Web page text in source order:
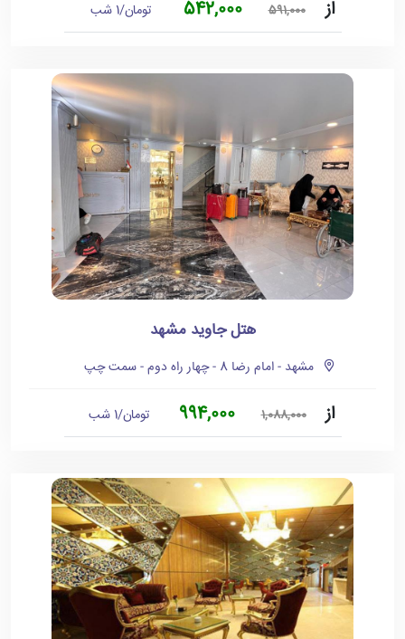
از 591,000
542,000 تومان/1 شب
هتل جاوید مشهد
مشهد - امام رضا 8 - چهار راه دوم - سمت چپ
از 1,088,000
994,000 تومان/1 شب